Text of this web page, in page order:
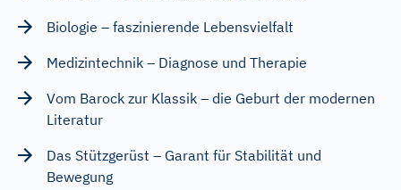
Biologie – faszinierende Lebensvielfalt
Medizintechnik – Diagnose und Therapie
Vom Barock zur Klassik – die Geburt der modernen
Literatur
Das Stützgerüst – Garant für Stabilität und
Bewegung